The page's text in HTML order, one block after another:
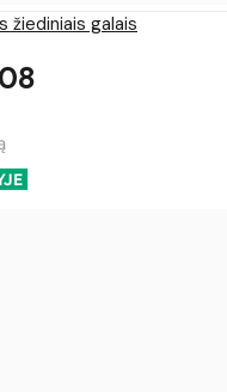
žiediniais galais
08